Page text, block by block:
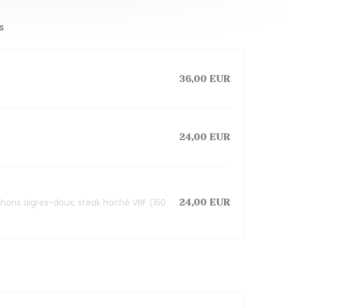
36,00 EUR
24,00 EUR
aigres-doux, steak haché VBF (150
24,00 EUR